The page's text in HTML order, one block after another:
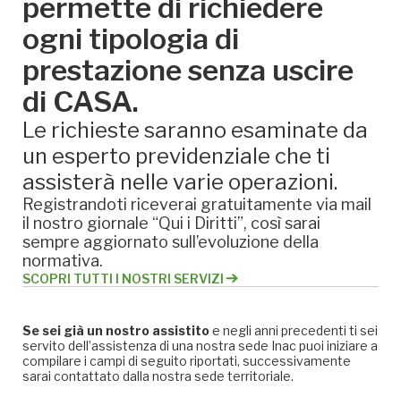
permette di richiedere
ogni tipologia di
prestazione senza uscire
di CASA.
Le richieste saranno esaminate da
un esperto previdenziale che ti
assisterà nelle varie operazioni.
Registrandoti riceverai gratuitamente via mail
il nostro giornale “Qui i Diritti”, così sarai
sempre aggiornato sull’evoluzione della
normativa.
SCOPRI TUTTI I NOSTRI SERVIZI
Se sei già un nostro assistitoe negli anni precedenti ti sei
servito dell’assistenza di una nostra sede Inac puoi iniziare a
compilare i campi di seguito riportati, successivamente
sarai contattato dalla nostra sede territoriale.